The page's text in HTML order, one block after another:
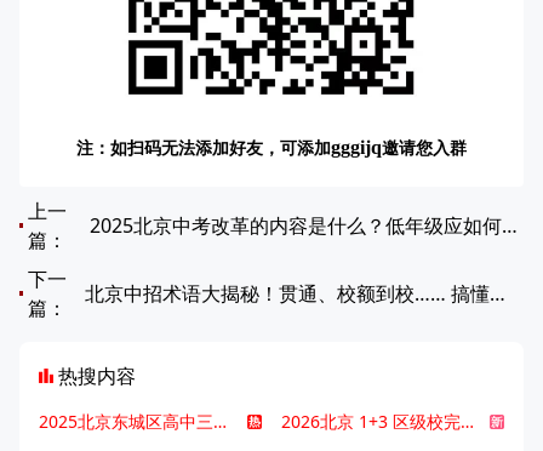
注：如扫码无法添加好友，可添加gggijq邀请您入群
上一
篇：
2025北京中考改革的内容是什么？低年级应如何应对中考改革？
下一
篇：
北京中招术语大揭秘！贯通、校额到校…… 搞懂这些，升学不再迷茫！
热搜内容
2025北京东城区高中三大梯队高中有哪些？录取分数线是多少？
2026北京 1+3 区级校完整名单发布，13549 个名额该如何规划报考？